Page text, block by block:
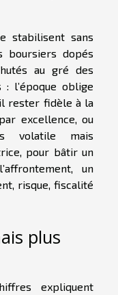
stabilisent sans
boursiers dopés
au gré des
: l’époque oblige
rester fidèle à la
excellence, ou
volatile mais
pour bâtir un
un
risque, fiscalité
plus
expliquent